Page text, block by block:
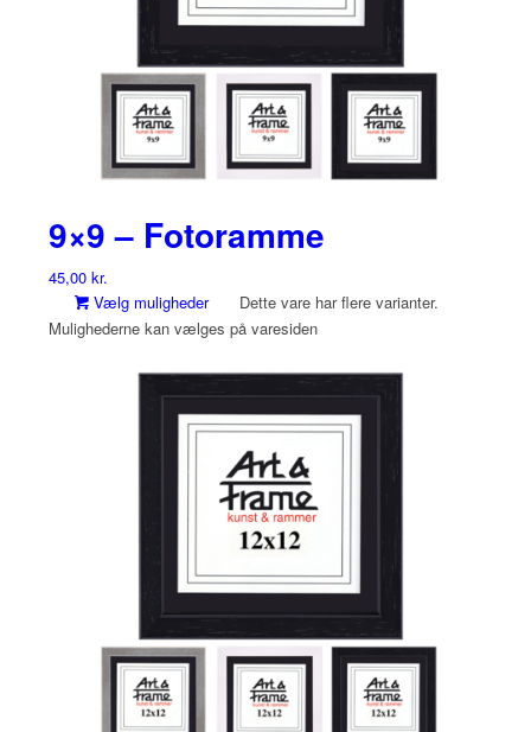
9×9 – Fotoramme
45,00 kr.
Vælg muligheder
Dette vare har flere varianter.
Mulighederne kan vælges på varesiden